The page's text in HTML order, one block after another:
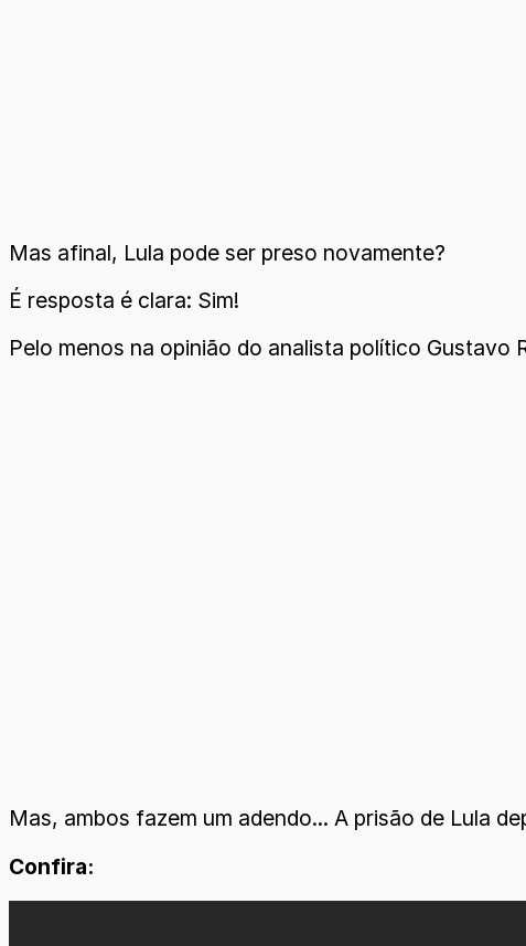
Mas afinal, Lula pode ser preso novamente?
É resposta é clara: Sim!
Pelo menos na opinião do analista político Gustavo
Mas, ambos fazem um adendo... A prisão de Lula
Confira: